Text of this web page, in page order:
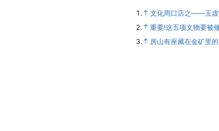
1.
文化周口店之——玉
2.
重要!这五项文物要被
3.
房山有座藏在金矿里